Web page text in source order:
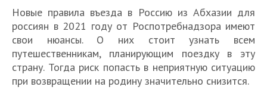
Новые правила въезда в Россию из Абхазии для
россиян в 2021 году от Роспотребнадзора имеют
свои нюансы. О них стоит узнать всем
путешественникам, планирующим поездку в эту
страну. Тогда риск попасть в неприятную ситуацию
при возвращении на родину значительно снизится.